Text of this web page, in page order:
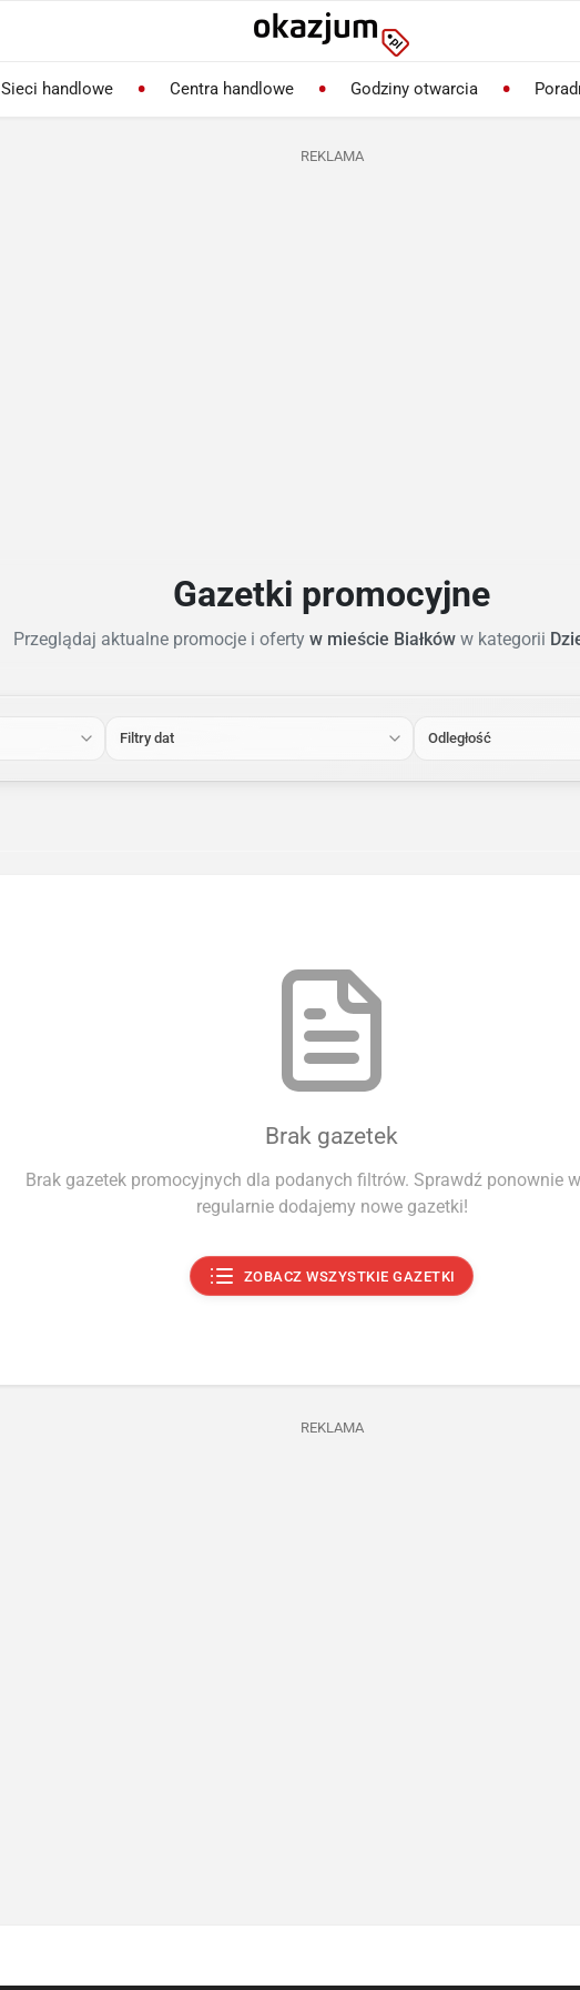
Sieci handlowe Centra handlowe Godziny otwarcia
REKLAMA
Gazetki promocyjne
Przeglądaj aktualne promocje i oferty w mieście Białków w kategorii
Filtry dat Odległość
Brak gazetek
Brak gazetek promocyjnych dla podanych filtrów. Sprawdź ponownie
regularnie dodajemy nowe gazetki!
ZOBACZ WSZYSTKIE GAZETKI
REKLAMA